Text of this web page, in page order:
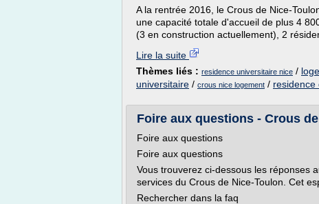
A la rentrée 2016, le Crous de Nice-
une capacité totale d'accueil de plus 4
(3 en construction actuellement), 2
Lire la suite
Thèmes liés : residence universitaire nice /
universitaire / crous nice logement / residence
Foire aux questions - Crous
Foire aux questions
Foire aux questions
Vous trouverez ci-dessous les réponses
services du Crous de Nice-Toulon. Cet
Rechercher dans la faq